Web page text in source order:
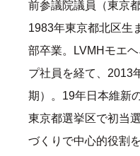
前参議院議員（東京
1983年東京都北区生
部卒業。LVMHモエ
プ社員を経て、2013
期）。19年日本維新
東京都選挙区で初当
づくりで中心的役割を